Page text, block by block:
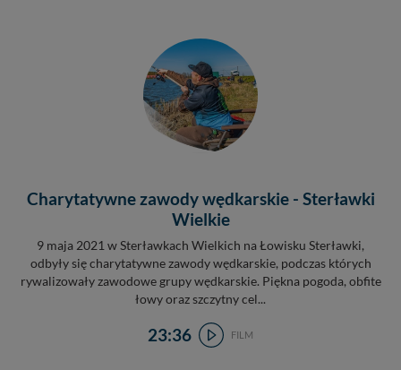
Charytatywne zawody wędkarskie - Sterławki
Wielkie
9 maja 2021 w Sterławkach Wielkich na Łowisku Sterławki,
odbyły się charytatywne zawody wędkarskie, podczas których
rywalizowały zawodowe grupy wędkarskie. Piękna pogoda, obfite
łowy oraz szczytny cel...
23:36 FILM